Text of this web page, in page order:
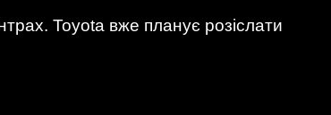
Toyota вже планує розіслати